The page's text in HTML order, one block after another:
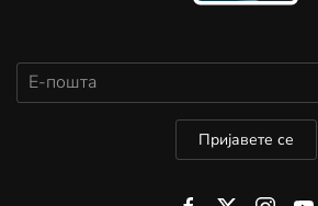
Пријавете се